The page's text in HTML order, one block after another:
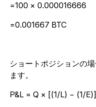
=100 × 0.000016666
=0.001667 BTC
ショートポジションの
ます。
P&L = Q × [(1/L) − (1/E)]